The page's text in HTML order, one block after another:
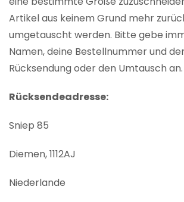
Artikel aus keinem Grund mehr
umgetauscht werden. Bitte gebe
Namen, deine Bestellnummer und
Rücksendung oder den Umtausch an.
Rücksendeadresse:
Sniep 85
Diemen, 1112AJ
Niederlande